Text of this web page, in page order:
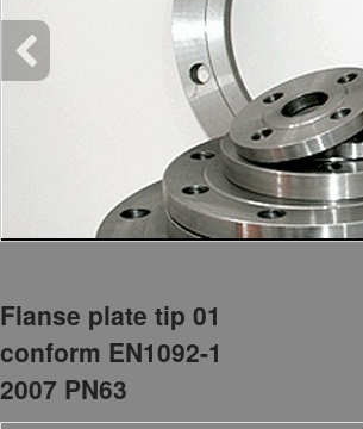
Flanse plate tip 01
conform EN1092-1
2007 PN63